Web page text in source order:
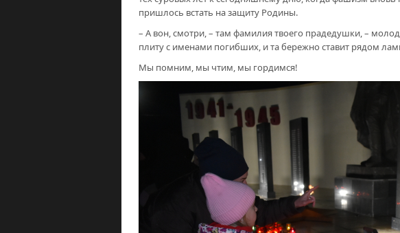
пришлось встать на защиту Родины.
– А вон, смотри, – там фамилия твоего прадедушки, –
плиту с именами погибших, и та бережно ставит рядом
Мы помним, мы чтим, мы гордимся!